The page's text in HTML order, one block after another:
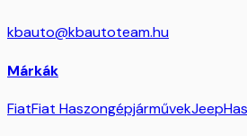
kbauto@kbautoteam.hu
Márkák
FiatFiat HaszongépjárművekJeep